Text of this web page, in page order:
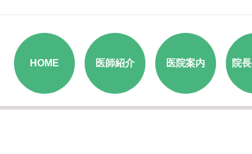
HOME 医師紹介 医院案内 院